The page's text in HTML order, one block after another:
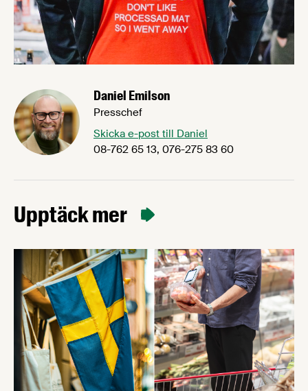
Daniel Emilson
Presschef
Skicka e-post till Daniel
08-762 65 13, 076-275 83 60
Upptäck mer